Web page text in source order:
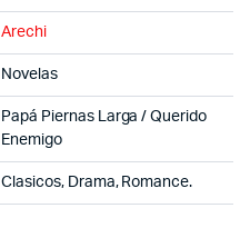
Arechi
Novelas
Papá Piernas Larga / Querido
Enemigo
Clasicos, Drama, Romance.